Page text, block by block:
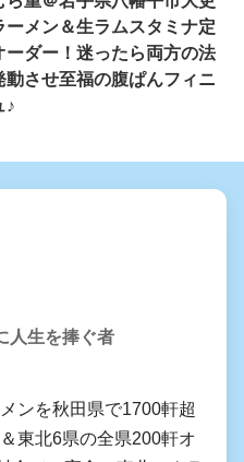
ーメン＆生ラムスタミナ定
ーダー！迷ったら両方の法
動させ至福の腹ぱんフィニ
♪
人生を捧ぐ者
ンを秋田県で1700軒超
東北6県の全県200軒オ